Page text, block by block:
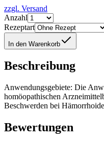
zzgl. Versand
Anzahl
Rezeptart
In den Warenkorb
Beschreibung
Anwendungsgebiete: Die
homöopathischen
Beschwerden bei
Bewertungen